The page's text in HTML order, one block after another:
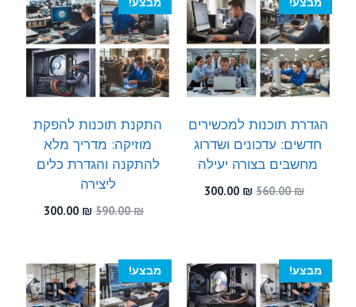
הגדרת תוכנות למכשירים
חדשים: עדכונים ושדרוג
מחשבים בצורה יעילה
560.00₪
המחיר
300.00 ₪
התקנת תוכנות להפקת
מוזיקה: מדריך מלא
להתקנה והגדרת כלים
ליצירה
590.00₪
המחיר
590.00 ₪.
300.00 ₪
המחיר
300.00 ₪.
מבצע! מבצע!